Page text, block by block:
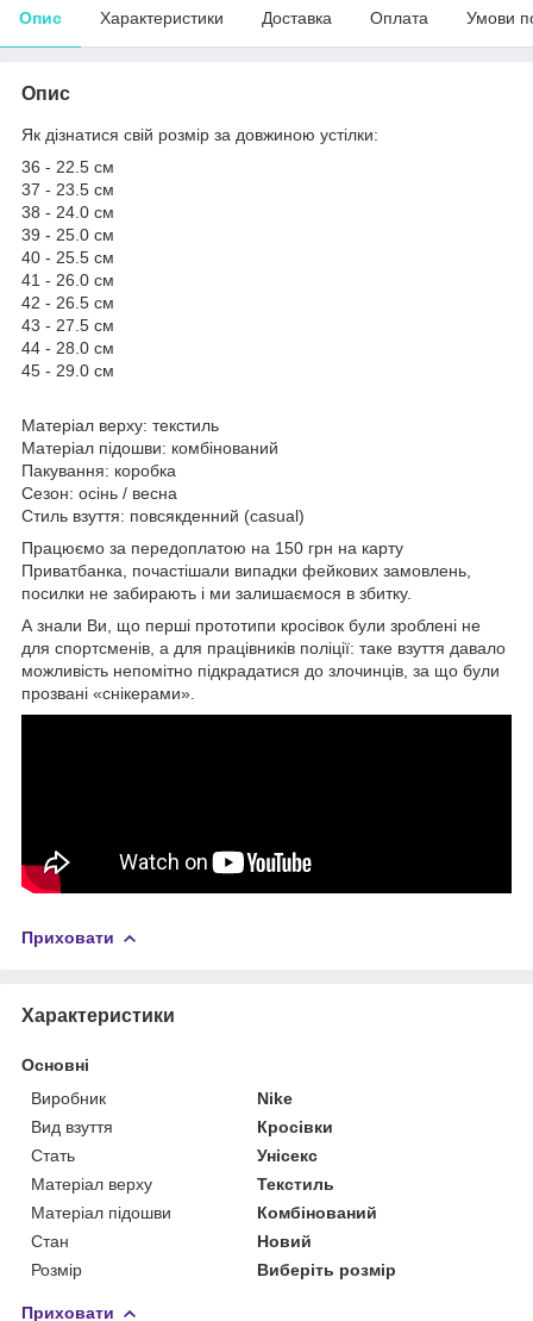
Опис Характеристики Доставка Оплата Умови
Опис
Як дізнатися свій розмір за довжиною устілки:
36 - 22.5 см
37 - 23.5 см
38 - 24.0 см
39 - 25.0 см
40 - 25.5 см
41 - 26.0 см
42 - 26.5 см
43 - 27.5 см
44 - 28.0 см
45 - 29.0 см
Матеріал верху: текстиль
Матеріал підошви: комбінований
Пакування: коробка
Сезон: осінь / весна
Стиль взуття: повсякденний (casual)
Працюємо за передоплатою на 150 грн на карту
Приватбанка, почастішали випадки фейкових замовлень,
посилки не забирають і ми залишаємося в збитку.
А знали Ви, що перші прототипи кросівок були зроблені не
для спортсменів, а для працівників поліції: таке взуття давало
можливість непомітно підкрадатися до злочинців, за що були
прозвані «снікерами».
Приховати
Характеристики
Основні
Виробник
Nike
Вид взуття
Кросівки
Стать
Унісекс
Матеріал верху
Текстиль
Матеріал підошви
Комбінований
Стан
Новий
Розмір
Виберіть розмір
Приховати